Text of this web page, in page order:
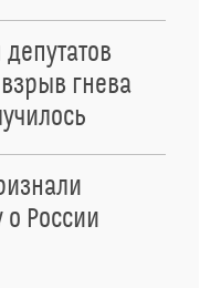
гнева
России